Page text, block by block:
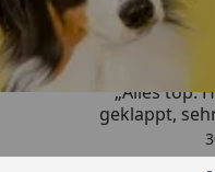
Maße: 29 x 19,5 x 34
Förderhöhe: bis 1,3 m
Besonderheiten:
einfach zu warten
Zusammenfassung:
„Alles top.
geklappt,